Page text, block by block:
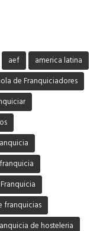
aef
america latina
de Franquiciadores
franquicias
de hosteleria